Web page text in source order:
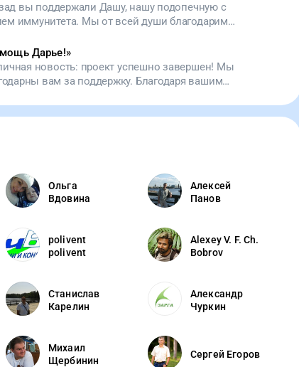
вы поддержали Дашу, нашу подопечную с
иммунитета. Мы от всей души благодарим
и помог ей. Сегодня мы снова обращаемся
Сейчас спасительная терапия нужна сразу трем
Большая часть суммы уже собрана, осталось
наш проект!
Дарье!»
новость: проект успешно завершен! Мы
вам за поддержку. Благодаря вашим
Ольга
Вдовина
Алексей
Панов
polivent
polivent
Alexey V. F. Ch.
Bobrov
Станислав
Карелин
Александр
Чуркин
Михаил
Щербинин
Сергей Егоров